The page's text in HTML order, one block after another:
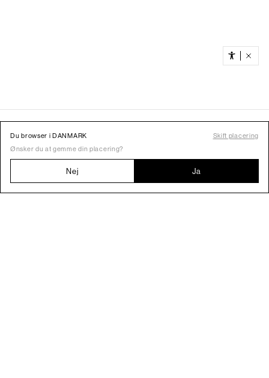
Du browser i DANMARK
Skift placering
Ønsker du at gemme din placering?
Nej Ja